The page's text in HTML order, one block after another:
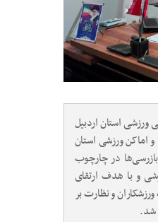
ورزشی استان اردبیل
و اماکن ورزشی استان
در چارچوب
و با هدف ارتقای
و نظارت بر
شد.